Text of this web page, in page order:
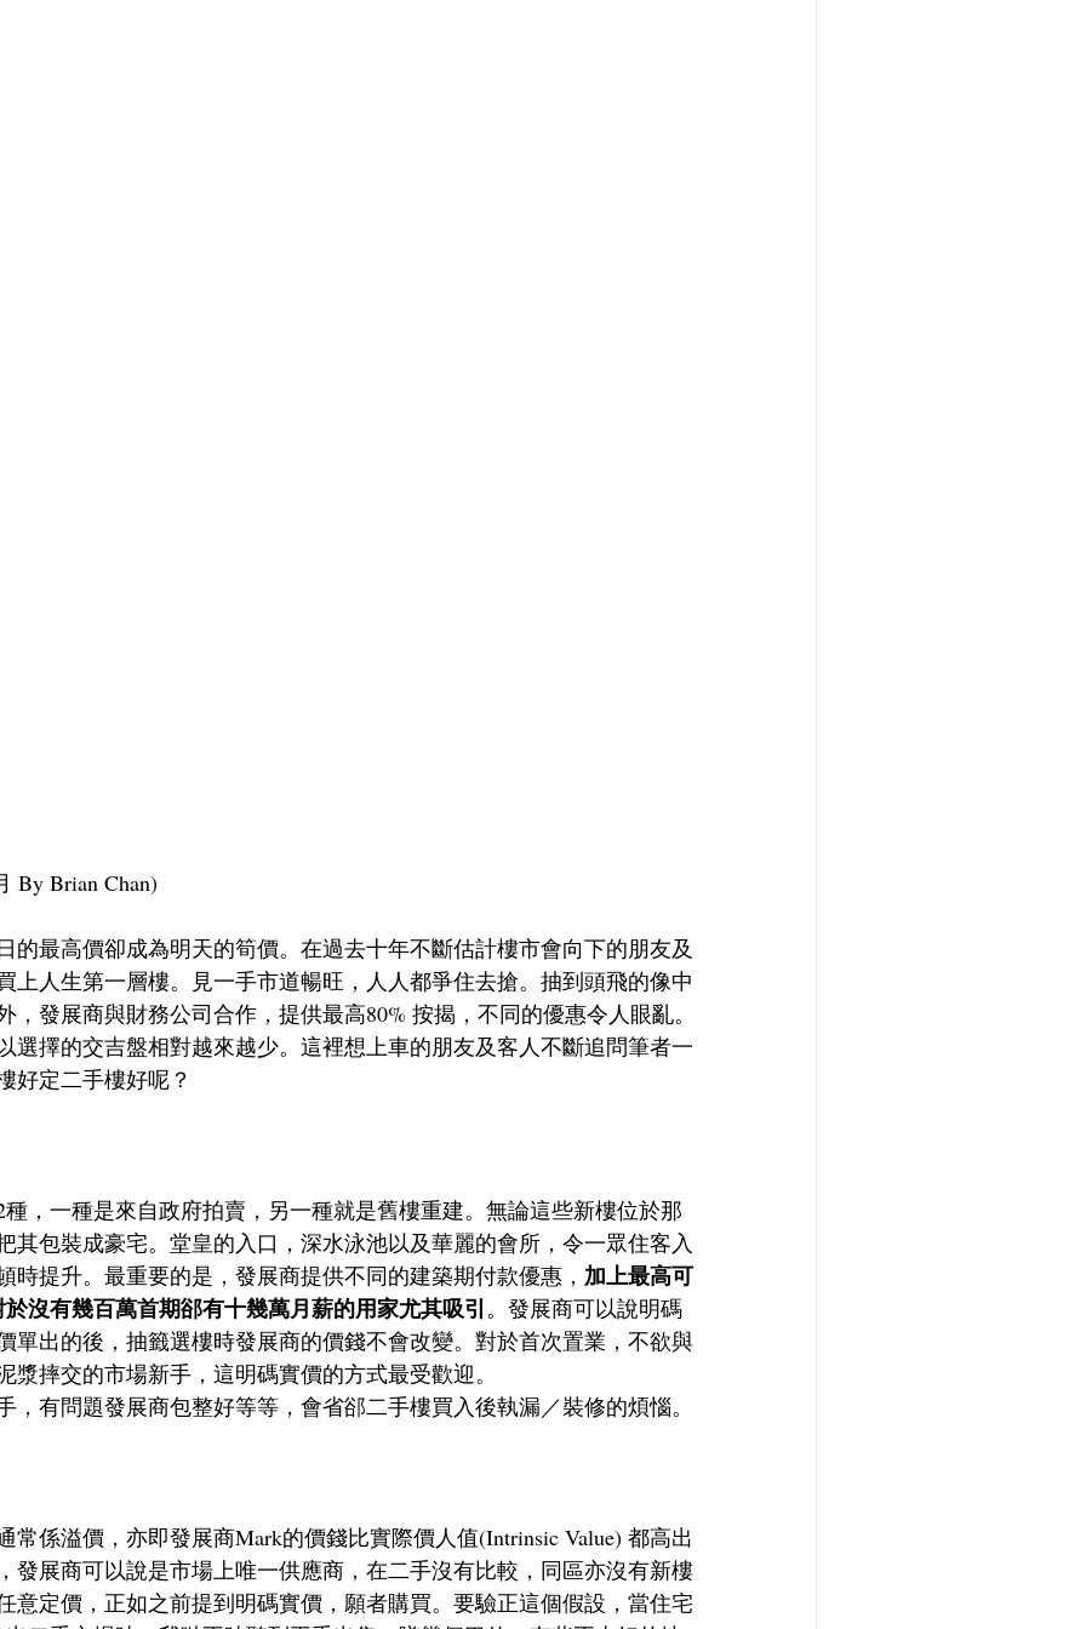
By Brian Chan)
的最高價卻成為明天的筍價。在過去十年不斷估計樓市會向下的朋友及
上人生第一層樓。見一手市道暢旺，人人都爭住去搶。抽到頭飛的像中
，發展商與財務公司合作，提供最高80% 按揭，不同的優惠令人眼亂。
選擇的交吉盤相對越來越少。這裡想上車的朋友及客人不斷追問筆者一
好定二手樓好呢？
，一種是來自政府拍賣，另一種就是舊樓重建。無論這些新樓位於那
其包裝成豪宅。堂皇的入口，深水泳池以及華麗的會所，令一眾住客入
時提升。最重要的是，發展商提供不同的建築期付款優惠， 加上最高可
沒有幾百萬首期郤有十幾萬月薪的用家尤其吸引。發展商可以說明碼
單出的後，抽籤選樓時發展商的價錢不會改變。對於首次置業，不欲與
漿摔交的市場新手，這明碼實價的方式最受歡迎。
，有問題發展商包整好等等，會省郤二手樓買入後執漏／裝修的煩惱。
常係溢價，亦即發展商Mark的價錢比實際價人值(Intrinsic Value) 都高出
發展商可以說是市場上唯一供應商，在二手沒有比較，同區亦沒有新樓
意定價，正如之前提到明碼實價，願者購買。要驗正這個假設，當住宅